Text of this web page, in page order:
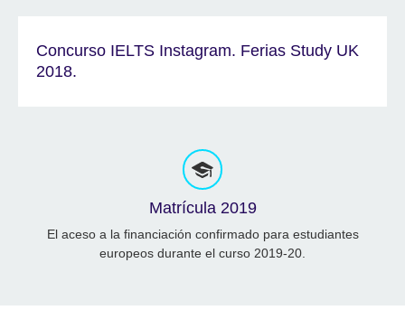
Concurso IELTS Instagram. Ferias Study UK
2018.
Matrícula 2019
El aceso a la financiación confirmado para estudiantes
europeos durante el curso 2019-20.